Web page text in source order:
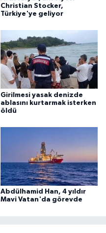
Christian Stocker,
Türkiye'ye geliyor
Girilmesi yasak denizde
ablasını kurtarmak isterken
öldü
Abdülhamid Han, 4 yıldır
Mavi Vatan'da görevde